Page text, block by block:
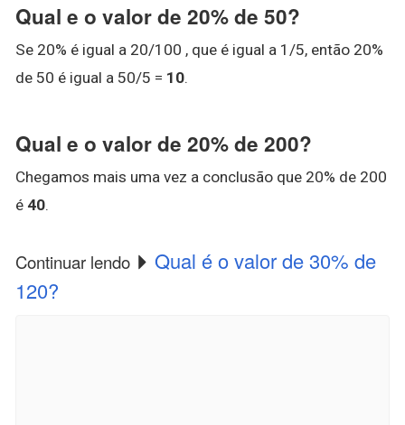
Qual e o valor de 20% de 50?
Se 20% é igual a 20/100 , que é igual a 1/5, então 20%
de 50 é igual a 50/5 = 10.
Qual e o valor de 20% de 200?
Chegamos mais uma vez a conclusão que 20% de 200
é 40.
Continuar lendo
Qual é o valor de 30% de
120?